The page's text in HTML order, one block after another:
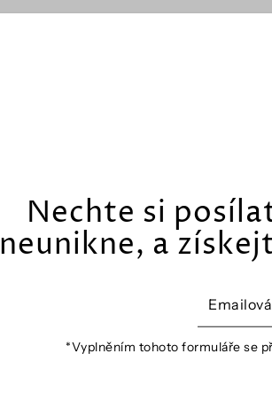
Nechte si
neunikne, a
*Vyplněním tohoto formuláře se